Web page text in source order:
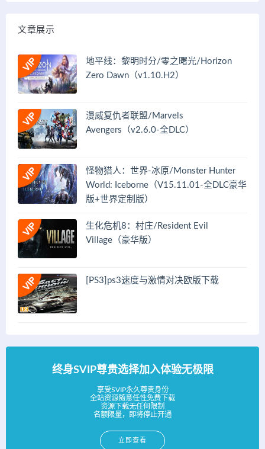
文章展示
地平线：黎明时分/零之曙光/Horizon
Zero Dawn（v1.10.H2）
漫威复仇者联盟/Marvels
Avengers（v2.6.0-全DLC）
怪物猎人：世界-冰原/Monster Hunter
World: Iceborne（V15.11.01-全DLC豪华
版+世界定制版）
生化危机8：村庄/Resident Evil
Village（豪华版）
[PS3]ps3速度与激情对决欧版下载
终身SVIP尊贵选择加入体验无极限
享受SVIP永久尊贵身份
全站资源随意任性免费下载
资源下载无任何限制
名额限量，即将停止开通
立即查看